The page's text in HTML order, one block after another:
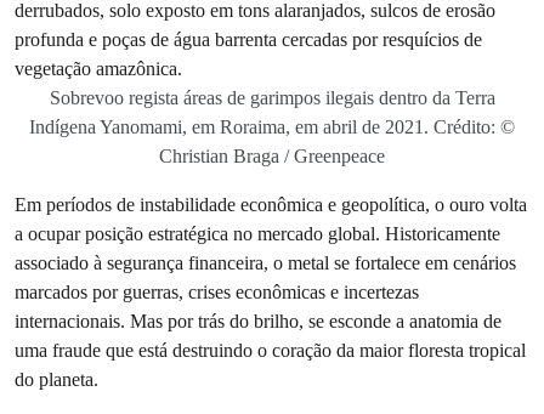
Sobrevoo regista áreas de garimpos ilegais dentro da Terra
Indígena Yanomami, em Roraima, em abril de 2021. Crédito: ©
Christian Braga / Greenpeace
Em períodos de instabilidade econômica e geopolítica, o ouro volta
a ocupar posição estratégica no mercado global. Historicamente
associado à segurança financeira, o metal se fortalece em cenários
marcados por guerras, crises econômicas e incertezas
internacionais. Mas por trás do brilho, se esconde a anatomia de
uma fraude que está destruindo o coração da maior floresta tropical
do planeta.